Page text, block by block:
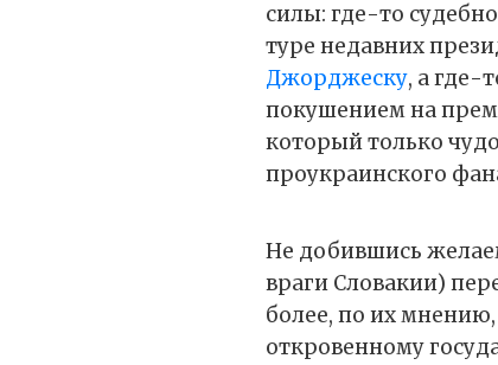
силы: где-то
туре недавних
Джорджеску, а где-
покушением на
который только
проукраинского
Не добившись
враги Словакии)
более, по их
откровенному